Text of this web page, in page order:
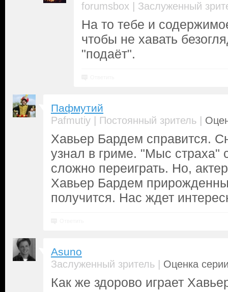
forumsbox | Заслуженный
На то тебе и
чтобы не хавать
"подаёт".
Пафмутий
Pafmutiy | Постоянный зритель |
Хавьер Бардем справится.
узнал в гриме. "Мыс страха"
сложно переиграть. Но,
Хавьер Бардем
получится. Нас ждет
Asuno
Заслуженный зритель | Оценка
Как же здорово играет